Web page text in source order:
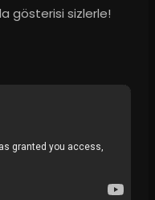
gösterisi sizlerle!